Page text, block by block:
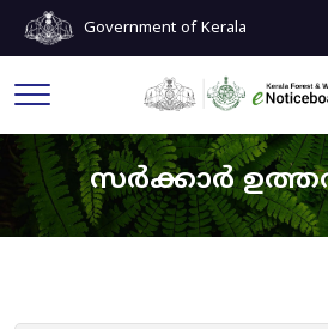
Government of Kerala
സർക്കാർ